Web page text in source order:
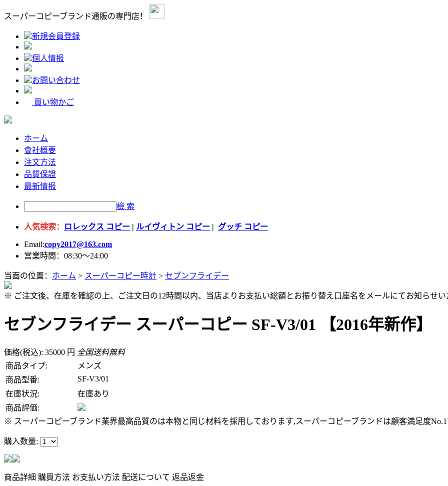
スーパーコピーブランド通販の専門店！
新規会員登録
個人情报
お問い合わせ
買い物かご
ホーム
會社概要
注文方法
品質保證
最新情报
檢 索
人気検索： ロレックス コピー | ルイヴィトン コピー | グッチ コピー
Email:copy2017@163.com
営業時間：08:30～24:00
当面の位置： ホーム > スーパーコピー時計 > セブンフライデー
※ ご注文後、在庫を確認の上、ご注文日の12時間以内、当店よりお支払い総額とお振り替え口座名をメールにてお知らせい
セブンフライデー スーパーコピー SF-V3/01 【2016年新作】
価格(税込): 35000 円 全国送料無料
商品タイプ:
メンズ
商品型番:
SF-V3/01
在庫状況:
在庫あり
商品評価:
※ スーパーコピーブランド業界最高品質のは本物と同じ材料を採用しております,スーパーコピーブランドは顧客満足度No.1
購入数量:
商品詳細 購買方法 お支払い方法 配送について 返品返金